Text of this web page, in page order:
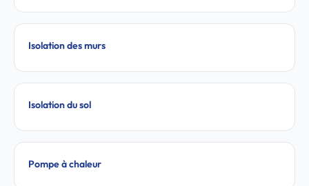
Isolation des murs
Isolation du sol
Pompe à chaleur